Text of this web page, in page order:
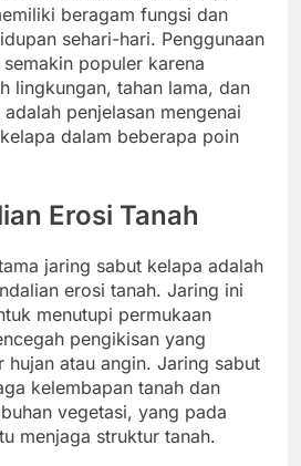
beragam fungsi dan
sehari-hari. Penggunaan
populer karena
lingkungan, tahan lama, dan
penjelasan mengenai
dalam beberapa poin
Erosi Tanah
jaring sabut kelapa adalah
erosi tanah. Jaring ini
menutupi permukaan
pengikisan yang
hujan atau angin. Jaring sabut
kelembapan tanah dan
vegetasi, yang pada
menjaga struktur tanah.